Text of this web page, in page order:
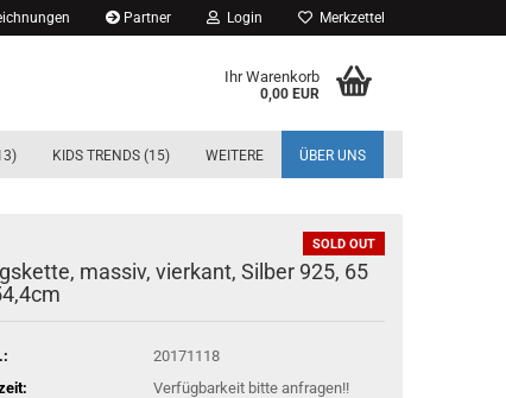
Partner Login Merkzettel
Ihr Warenkorb
0,00 EUR
KIDS TRENDS (15) ÜBER UNS
WEITERE
SOLD OUT
massiv, vierkant, Silber 925, 65
20171118
Verfügbarkeit bitte anfragen!!